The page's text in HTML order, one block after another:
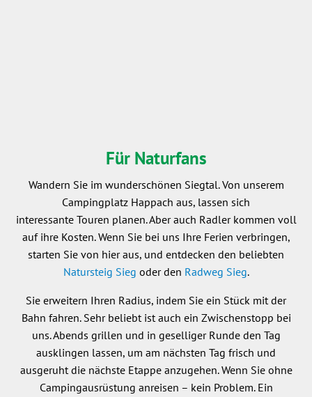
Für Naturfans
Wandern Sie im wunderschönen Siegtal. Von unserem
Campingplatz Happach aus, lassen sich
interessante Touren planen. Aber auch Radler kommen voll
auf ihre Kosten. Wenn Sie bei uns Ihre Ferien verbringen,
starten Sie von hier aus, und entdecken den beliebten
Natursteig Sieg oder den Radweg Sieg.
Sie erweitern Ihren Radius, indem Sie ein Stück mit der
Bahn fahren. Sehr beliebt ist auch ein Zwischenstopp bei
uns. Abends grillen und in geselliger Runde den Tag
ausklingen lassen, um am nächsten Tag frisch und
ausgeruht die nächste Etappe anzugehen. Wenn Sie ohne
Campingausrüstung anreisen – kein Problem. Ein